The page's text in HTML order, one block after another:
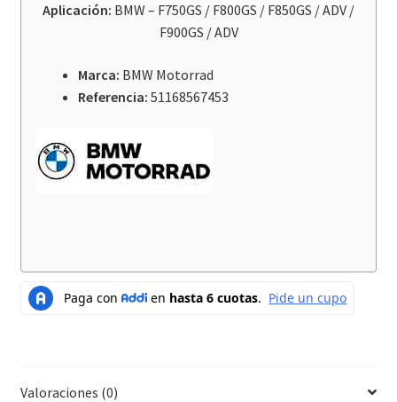
F850GS
ADV
cantidad
Aplicación: BMW – F750GS / F800GS / F850GS / ADV /
F900GS / ADV
Marca: BMW Motorrad
Referencia: 51168567453
Valoraciones (0)